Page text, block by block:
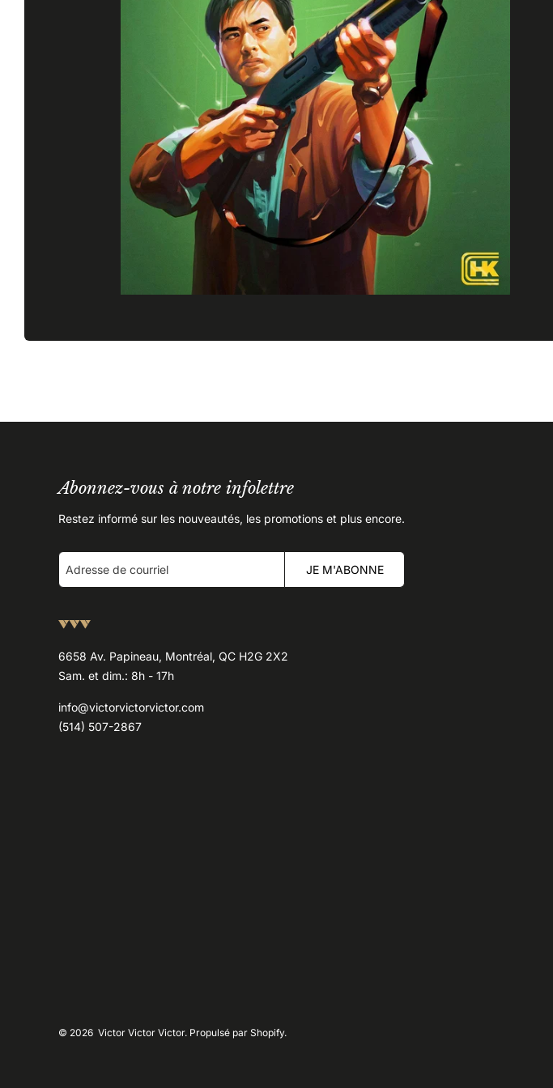
Abonnez-vous à notre infolettre
Restez informé sur les nouveautés, les promotions et plus encore.
JE M'ABONNE
6658 Av. Papineau, Montréal, QC H2G 2X2
Sam. et dim.: 8h - 17h
info@victorvictorvictor.com
(514) 507-2867
© 2026 Victor Victor Victor. Propulsé par Shopify.